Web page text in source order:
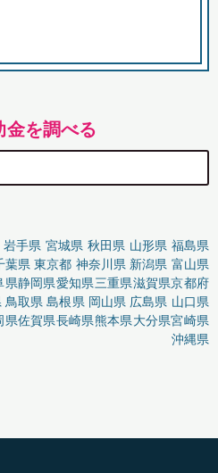
金を調べる
岩手県 宮城県 秋田県 山形県 福島県
葉県 東京都 神奈川県 新潟県 富山県
県静岡県愛知県三重県滋賀県京都府
鳥取県 島根県 岡山県 広島県 山口県
県佐賀県長崎県熊本県大分県宮崎県
沖縄県